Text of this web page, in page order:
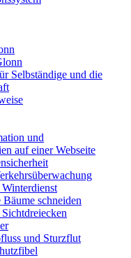
Selbständige und die
und
auf einer Webseite
schneiden
und Sturzflut